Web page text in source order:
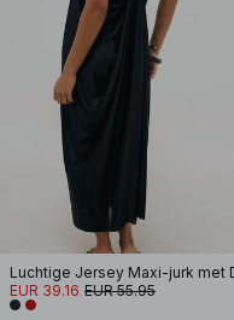
EUR 39.16 EUR 55.95